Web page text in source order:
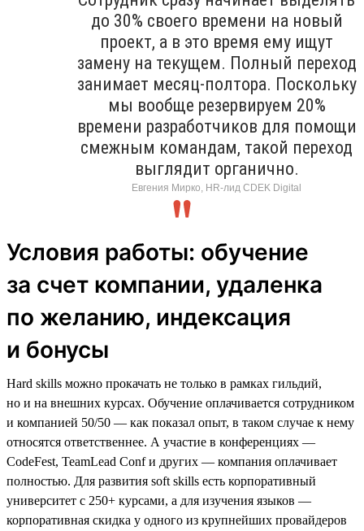
до 30% своего времени на новый
проект, а в это время ему ищут
замену на текущем. Полный переход
занимает месяц-полтора. Поскольку
мы вообще резервируем 20%
времени разработчиков для помощи
смежным командам, такой переход
выглядит органично.
Евгения Мирко, HR-лид CDEK Digital
Условия работы: обучение
за счет компании, удаленка
по желанию, индексация
и бонусы
Hard skills можно прокачать не только в рамках гильдий,
но и на внешних курсах. Обучение оплачивается сотрудником
и компанией 50/50 — как показал опыт, в таком случае к нему
относятся ответственнее. А участие в конференциях —
CodeFest, TeamLead Conf и других — компания оплачивает
полностью. Для развития soft skills есть корпоративный
университет с 250+ курсами, а для изучения языков —
корпоративная скидка у одного из крупнейших провайдеров